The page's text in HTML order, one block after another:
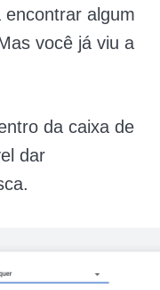
algum
você já viu a
da caixa de
dar